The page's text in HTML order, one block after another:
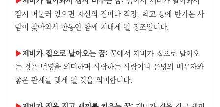
잠시 머물러 있으면 자신의 집이나 직장, 학교 등에 반가운 사
람이 찾아와서 한동안 함께 지내게 될 징조입니다.
▶제비가 집으로 날아오는 꿈: 꿈에서 제비가 집으로 날아오
는 것은 번영을 의미하며 사랑하는 사람이나 운명의 배우자와
좋은 관계를 맺게 될 것을 의미합니다.